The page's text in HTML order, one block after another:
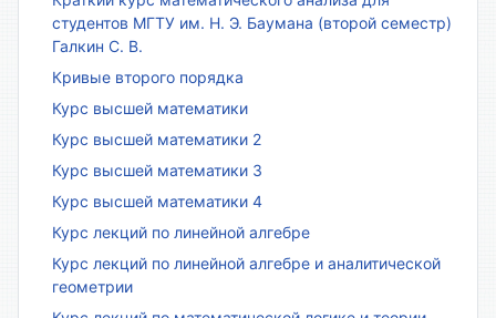
студентов МГТУ им. Н. Э. Баумана (второй семестр)
Галкин С. В.
Кривые второго порядка
Курс высшей математики
Курс высшей математики 2
Курс высшей математики 3
Курс высшей математики 4
Курс лекций по линейной алгебре
Курс лекций по линейной алгебре и аналитической
геометрии